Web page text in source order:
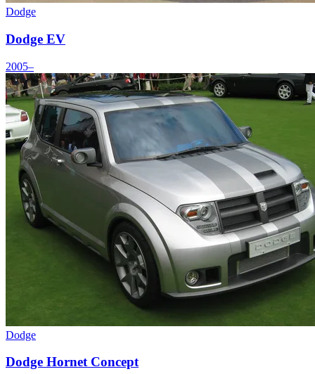
Dodge
Dodge EV
2005–
Dodge
Dodge Hornet Concept